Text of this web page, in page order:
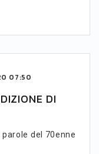
07:50
DI
del 70enne